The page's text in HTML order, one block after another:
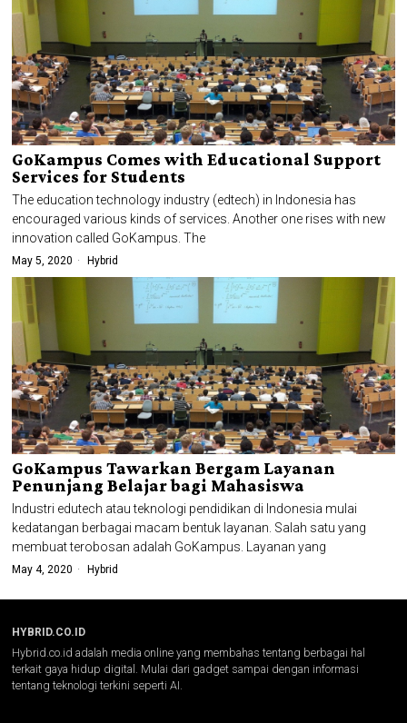
GoKampus Comes with Educational Support
Services for Students
The education technology industry (edtech) in Indonesia has
encouraged various kinds of services. Another one rises with new
innovation called GoKampus. The
May 5, 2020 Hybrid
GoKampus Tawarkan Bergam Layanan
Penunjang Belajar bagi Mahasiswa
Industri edutech atau teknologi pendidikan di Indonesia mulai
kedatangan berbagai macam bentuk layanan. Salah satu yang
membuat terobosan adalah GoKampus. Layanan yang
May 4, 2020 Hybrid
HYBRID.CO.ID
Hybrid.co.id adalah media online yang membahas tentang berbagai hal
terkait gaya hidup digital. Mulai dari gadget sampai dengan informasi
tentang teknologi terkini seperti AI.